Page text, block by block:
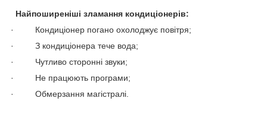
Найпоширеніші зламання кондиціонерів:
· Кондиціонер погано охолоджує повітря;
· З кондиціонера тече вода;
· Чутливо сторонні звуки;
· Не працюють програми;
· Обмерзання магістралі.